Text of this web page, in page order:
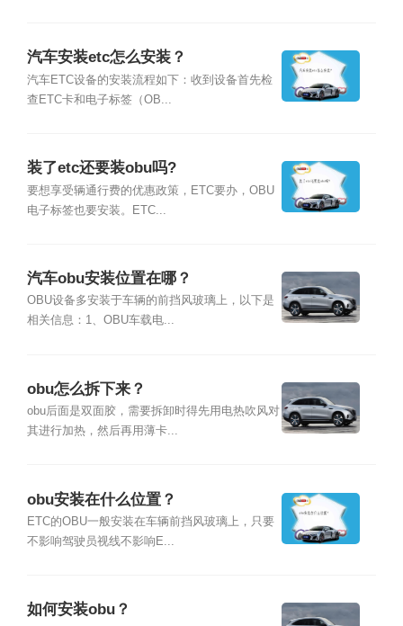
汽车安装etc怎么安装？
汽车ETC设备的安装流程如下：收到设备首先检
查ETC卡和电子标签（OB...
装了etc还要装obu吗?
要想享受辆通行费的优惠政策，ETC要办，OBU
电子标签也要安装。ETC...
汽车obu安装位置在哪？
OBU设备多安装于车辆的前挡风玻璃上，以下是
相关信息：1、OBU车载电...
obu怎么拆下来？
obu后面是双面胶，需要拆卸时得先用电热吹风对
其进行加热，然后再用薄卡...
obu安装在什么位置？
ETC的OBU一般安装在车辆前挡风玻璃上，只要
不影响驾驶员视线不影响E...
如何安装obu？